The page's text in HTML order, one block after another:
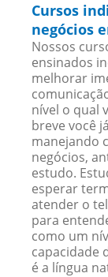
Cursos
negócios
Nossos
ensinados
melhorar
nível o qual
breve você
manejando
negócios,
estudo.
esperar
atender o
para
como um
capacidade
é a língua